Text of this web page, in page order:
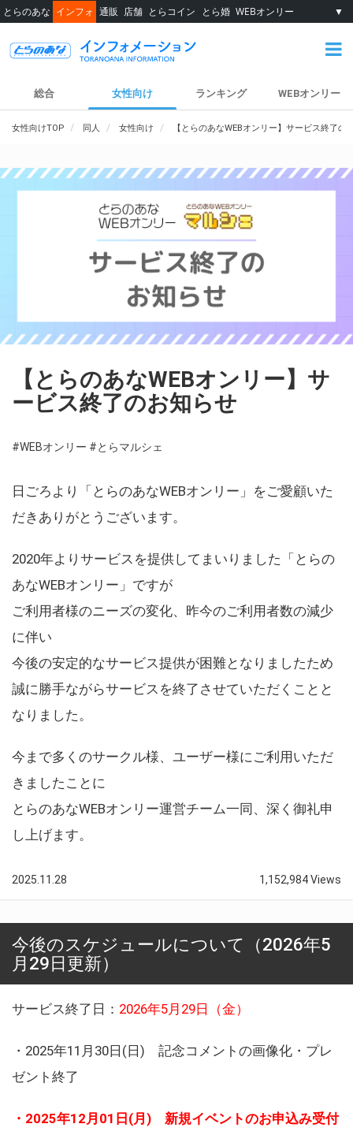
とらのあな インフォ 通販 店舗 とらコイン とら婚 WEBオンリー ▼
総合 女性向け ランキング WEBオンリー
女性向けTOP 同人 女性向け 【とらのあなWEBオンリー】サービス終了の
【とらのあなWEBオンリー】サ
ービス終了のお知らせ
#WEBオンリー #とらマルシェ
日ごろより「とらのあなWEBオンリー」をご愛顧いた
だきありがとうございます。
2020年よりサービスを提供してまいりました「とらの
あなWEBオンリー」ですが
ご利用者様のニーズの変化、昨今のご利用者数の減少
に伴い
今後の安定的なサービス提供が困難となりましたため
誠に勝手ながらサービスを終了させていただくことと
なりました。
今まで多くのサークル様、ユーザー様にご利用いただ
きましたことに
とらのあなWEBオンリー運営チーム一同、深く御礼申
し上げます。
2025.11.28 1,152,984 Views
今後のスケジュールについて（2026年5
月29日更新）
サービス終了日： 2026年5月29日（金）
・2025年11月30日(日) 記念コメントの画像化・プレ
ゼント終了
・2025年12月01日(月) 新規イベントのお申込み受付